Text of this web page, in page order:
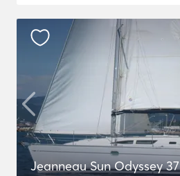
Jeanneau Sun Odyssey 37